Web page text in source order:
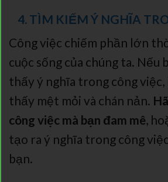
4. TÌM KIẾM Ý NGHĨA
Công việc chiếm phần lớn
cuộc sống của chúng ta. Nếu
thấy ý nghĩa trong công việc,
thấy mệt mỏi và chán nản.
công việc mà bạn đam mê,
tạo ra ý nghĩa trong công
bạn.